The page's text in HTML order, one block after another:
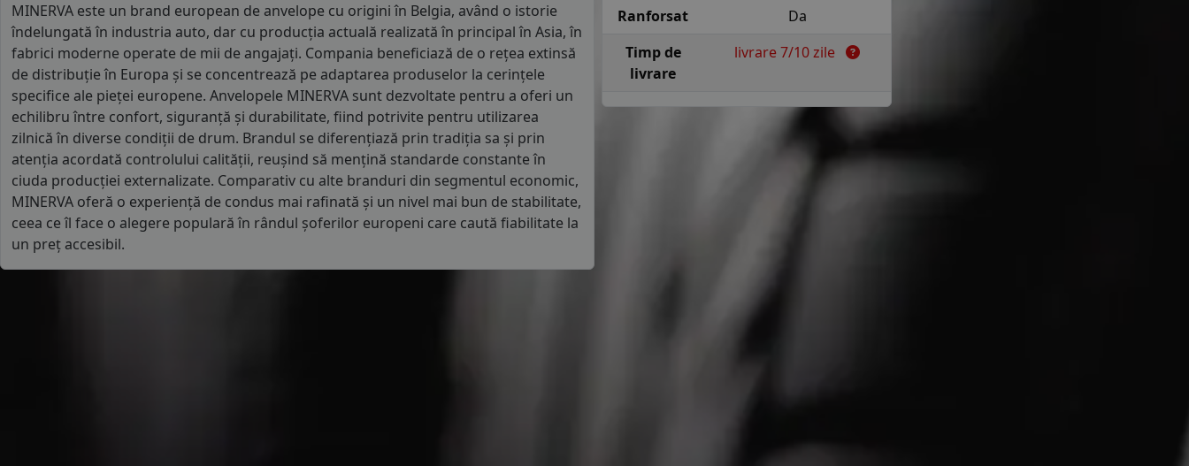
MINERVA este un brand european de anvelope cu origini în Belgia, având o istorie
îndelungată în industria auto, dar cu producția actuală realizată în principal în Asia, în
fabrici moderne operate de mii de angajați. Compania beneficiază de o rețea extinsă
de distribuție în Europa și se concentrează pe adaptarea produselor la cerințele
specifice ale pieței europene. Anvelopele MINERVA sunt dezvoltate pentru a oferi un
echilibru între confort, siguranță și durabilitate, fiind potrivite pentru utilizarea
zilnică în diverse condiții de drum. Brandul se diferențiază prin tradiția sa și prin
atenția acordată controlului calității, reușind să mențină standarde constante în
ciuda producției externalizate. Comparativ cu alte branduri din segmentul economic,
MINERVA oferă o experiență de condus mai rafinată și un nivel mai bun de stabilitate,
ceea ce îl face o alegere populară în rândul șoferilor europeni care caută fiabilitate la
un preț accesibil.
Ranforsat
Da
Timp de
livrare
livrare 7/10 zile